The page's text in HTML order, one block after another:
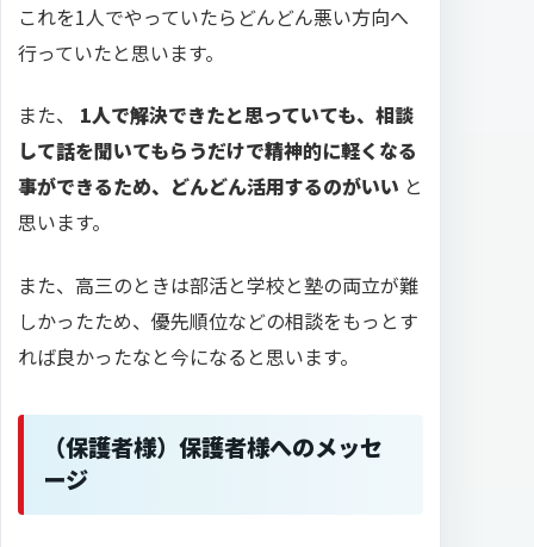
これを1人でやっていたらどんどん悪い方向へ
行っていたと思います。
また、 1人で解決できたと思っていても、相談
して話を聞いてもらうだけで精神的に軽くなる
事ができるため、どんどん活用するのがいい と
思います。
また、高三のときは部活と学校と塾の両立が難
しかったため、優先順位などの相談をもっとす
れば良かったなと今になると思います。
（保護者様）保護者様へのメッセ
ージ